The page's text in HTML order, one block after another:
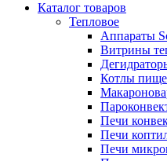
Каталог товаров
Тепловое
Аппараты
Витрины
Котлы
Печи
Печи
Печи